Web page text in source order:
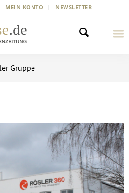
MEIN KONTO NEWSLETTER
Gruppe